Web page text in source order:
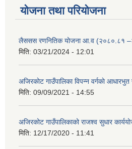
योजना तथा परियोजना
लैससस रणनितिक योजना आ.व (२०८०.८१
मिति: 03/21/2024 - 12:01
अजिरकाेट गाउँपालिका विपन्न वर्गकाे आधारभुत
मिति: 09/09/2021 - 14:55
अजिरकोट गाउँपालिकाको राजश्व सुधार
मिति: 12/17/2020 - 11:41